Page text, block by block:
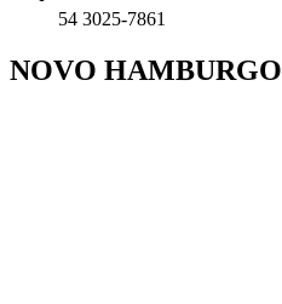
54 3025-7861
NOVO HAMBURGO